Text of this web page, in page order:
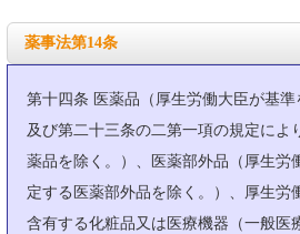
薬事法第14条
第十四条 医薬品（厚生労働大臣が基
及び第二十三条の二第一項の規定によ
薬品を除く。）、医薬部外品（厚生労
定する医薬部外品を除く。）、厚生労
含有する化粧品又は医療機器（一般医